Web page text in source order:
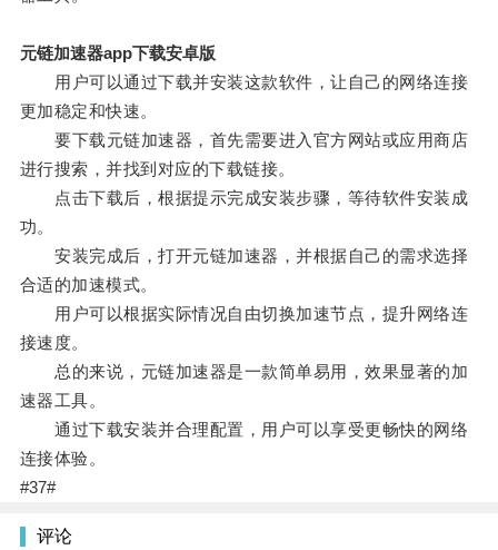
元链加速器app下载安卓版
用户可以通过下载并安装这款软件，让自己的网络连接
更加稳定和快速。
要下载元链加速器，首先需要进入官方网站或应用商店
进行搜索，并找到对应的下载链接。
点击下载后，根据提示完成安装步骤，等待软件安装成
功。
安装完成后，打开元链加速器，并根据自己的需求选择
合适的加速模式。
用户可以根据实际情况自由切换加速节点，提升网络连
接速度。
总的来说，元链加速器是一款简单易用，效果显著的加
速器工具。
通过下载安装并合理配置，用户可以享受更畅快的网络
连接体验。
#37#
评论